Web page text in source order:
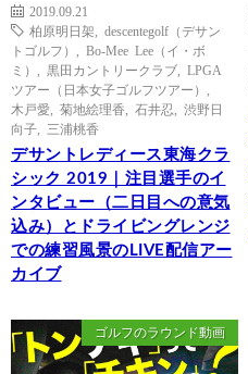
2019.09.21
柏原明日架
descentegolf（デサン
トゴルフ）
Bo-Mee Lee（イ・ボ
ミ）
黒田カントリークラブ
LPGA
ツアー（日本女子ゴルフツアー）
木戸愛
菊地絵理香 石井忍
渋野日
向子
三浦桃香
デサントレディース東海クラ
シック 2019｜注目選手のイ
ンタビュー（二日目への意気
込み）とドライビングレンジ
での練習風景のLIVE配信アー
カイブ
ゴルフのラウンド動画